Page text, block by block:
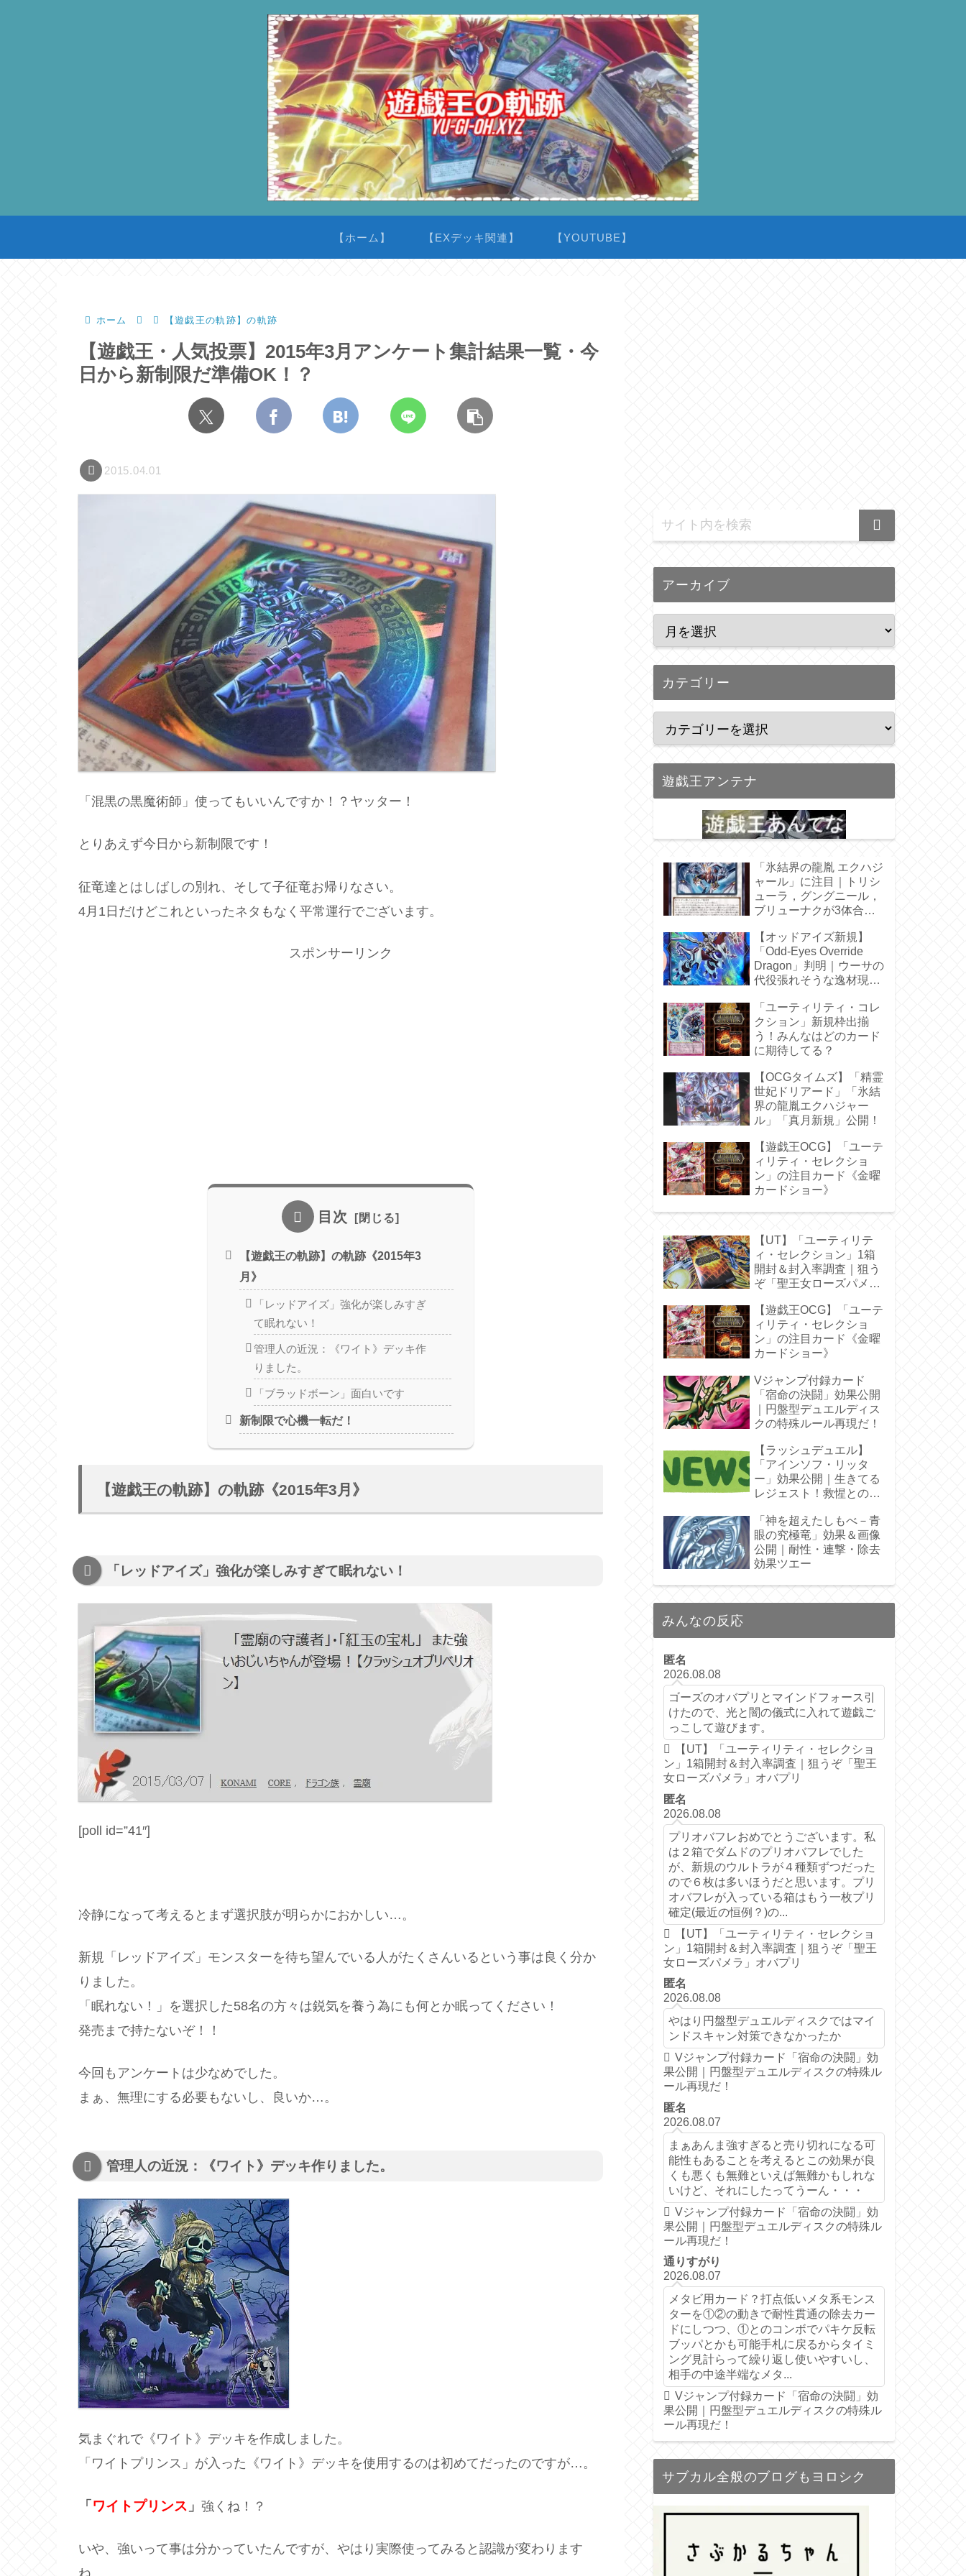
【ホーム】 【EXデッキ関連】 【YOUTUBE】
ホーム 【遊戯王の軌跡】の軌跡
【遊戯王・人気投票】2015年3月アンケート集計結果一覧・今
日から新制限だ準備OK！？
2015.04.01
「混黒の黒魔術師」使ってもいいんですか！？ヤッター！
とりあえず今日から新制限です！
征竜達とはしばしの別れ、そして子征竜お帰りなさい。
4月1日だけどこれといったネタもなく平常運行でございます。
スポンサーリンク
目次
【遊戯王の軌跡】の軌跡《2015年3
月》
「レッドアイズ」強化が楽しみすぎ
て眠れない！
管理人の近況：《ワイト》デッキ作
りました。
「ブラッドボーン」面白いです
新制限で心機一転だ！
【遊戯王の軌跡】の軌跡《2015年3月》
「レッドアイズ」強化が楽しみすぎて眠れない！
[poll id=”41″]
冷静になって考えるとまず選択肢が明らかにおかしい…。
新規「レッドアイズ」モンスターを待ち望んでいる人がたくさんいるという事は良く分か
りました。
「眠れない！」を選択した58名の方々は鋭気を養う為にも何とか眠ってください！
発売まで持たないぞ！！
今回もアンケートは少なめでした。
まぁ、無理にする必要もないし、良いか…。
管理人の近況：《ワイト》デッキ作りました。
気まぐれで《ワイト》デッキを作成しました。
「ワイトプリンス」が入った《ワイト》デッキを使用するのは初めてだったのですが…。
「ワイトプリンス 」 強くね！？
いや、強いって事は分かっていたんですが、やはり実際使ってみると認識が変わります
ね。
アーカイブ
カテゴリー
遊戯王アンテナ
「氷結界の龍胤 エクハジ
ャール」に注目｜トリシ
ューラ，グングニール，
ブリューナクが3体合
【オッドアイズ新規】
「Odd-Eyes Override
Dragon」判明｜ウーサの
代役張れそうな逸材現
「ユーティリティ・コレ
クション」新規枠出揃
う！みんなはどのカード
に期待してる？
【OCGタイムズ】「精霊
世妃ドリアード」「氷結
界の龍胤エクハジャー
ル」「真月新規」公開！
【遊戯王OCG】「ユーテ
ィリティ・セレクショ
ン」の注目カード《金曜
カードショー》
【UT】「ユーティリテ
ィ・セレクション」1箱
開封＆封入率調査｜狙う
ぞ「聖王女ローズパメ
【遊戯王OCG】「ユーテ
ィリティ・セレクショ
ン」の注目カード《金曜
カードショー》
Vジャンプ付録カード
「宿命の決闘」効果公開
｜円盤型デュエルディス
クの特殊ルール再現だ！
【ラッシュデュエル】
「アインソフ・リッタ
ー」効果公開｜生きてる
レジェスト！救惺との相
「神を超えたしもべ－青
眼の究極竜」効果＆画像
公開｜耐性・連撃・除去
効果ツエー
みんなの反応
匿名
2026.08.08
ゴーズのオバプリとマインドフォース引
けたので、光と闇の儀式に入れて遊戯ご
っこして遊びます。
【UT】「ユーティリティ・セレクショ
ン」1箱開封＆封入率調査｜狙うぞ「聖王
女ローズパメラ」オバプリ
匿名
2026.08.08
プリオバフレおめでとうございます。私
は２箱でダムドのプリオバフレでした
が、新規のウルトラが４種類ずつだった
ので６枚は多いほうだと思います。プリ
オバフレが入っている箱はもう一枚プリ
確定(最近の恒例？)の...
【UT】「ユーティリティ・セレクショ
ン」1箱開封＆封入率調査｜狙うぞ「聖王
女ローズパメラ」オバプリ
匿名
2026.08.08
やはり円盤型デュエルディスクではマイ
ンドスキャン対策できなかったか
Vジャンプ付録カード「宿命の決闘」効
果公開｜円盤型デュエルディスクの特殊ル
ール再現だ！
匿名
2026.08.07
まぁあんま強すぎると売り切れになる可
能性もあることを考えるとこの効果が良
くも悪くも無難といえば無難かもしれな
いけど、それにしたってうーん・・・
Vジャンプ付録カード「宿命の決闘」効
果公開｜円盤型デュエルディスクの特殊ル
ール再現だ！
通りすがり
2026.08.07
メタビ用カード？打点低いメタ系モンス
ターを①②の動きで耐性貫通の除去カー
ドにしつつ、①とのコンボでパキケ反転
ブッパとかも可能手札に戻るからタイミ
ング見計らって繰り返し使いやすいし、
相手の中途半端なメタ...
Vジャンプ付録カード「宿命の決闘」効
果公開｜円盤型デュエルディスクの特殊ル
ール再現だ！
サブカル全般のブログもヨロシク